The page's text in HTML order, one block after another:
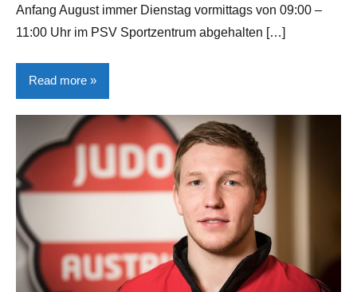
Anfang August immer Dienstag vormittags von 09:00 –
11:00 Uhr im PSV Sportzentrum abgehalten […]
Read more
Allgemein